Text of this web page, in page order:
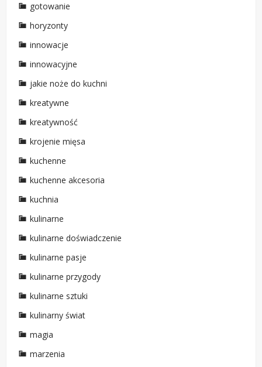
gotowanie
horyzonty
innowacje
innowacyjne
jakie noże do kuchni
kreatywne
kreatywność
krojenie mięsa
kuchenne
kuchenne akcesoria
kuchnia
kulinarne
kulinarne doświadczenie
kulinarne pasje
kulinarne przygody
kulinarne sztuki
kulinarny świat
magia
marzenia